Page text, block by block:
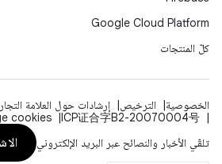
Google Cloud Platform
كلّ المنتجات
الخصوصية الترخيص
إرشادات حول العلامة
ICP证合字B2-20070004号
cookies
تلقّي الأخبار والنصائح عبر البريد الإلكتروني